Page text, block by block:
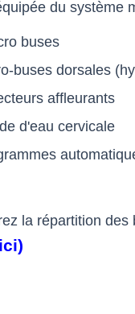
du système
buses
buses dorsales
affleurants
d'eau cervicale
la répartition